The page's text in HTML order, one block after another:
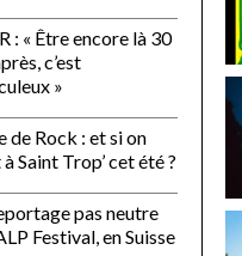
: « Être encore là 30
c’est
»
de Rock : et si on
Saint Trop’ cet été ?
pas neutre
Festival, en Suisse